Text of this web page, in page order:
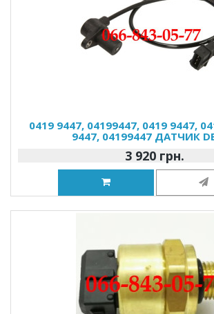
0419 9447, 04199447, 0419 9447,
9447, 04199447 ДАТЧИК
3 920 грн.